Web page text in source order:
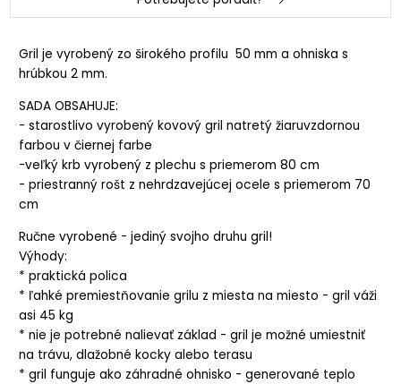
Gril je vyrobený zo širokého profilu 50 mm a ohniska s
hrúbkou 2 mm.
SADA OBSAHUJE:
- starostlivo vyrobený kovový gril natretý žiaruvzdornou
farbou v čiernej farbe
-veľký krb vyrobený z plechu s priemerom 80 cm
- priestranný rošt z nehrdzavejúcej ocele s priemerom 70
cm
Ručne vyrobené - jediný svojho druhu gril!
Výhody:
* praktická polica
* ľahké premiestňovanie grilu z miesta na miesto - gril váži
asi 45 kg
* nie je potrebné nalievať základ - gril je možné umiestniť
na trávu, dlažobné kocky alebo terasu
* gril funguje ako záhradné ohnisko - generované teplo